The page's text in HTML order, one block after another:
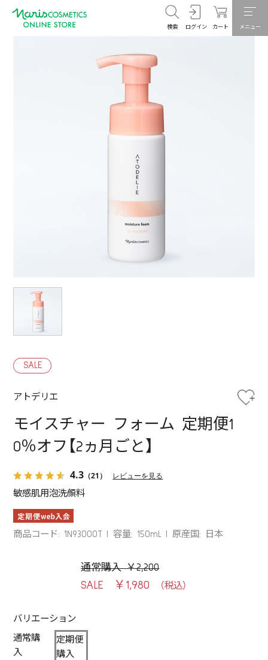
検索 ログイン カート メニュー
SALE
アトデリエ
モイスチャー フォーム 定期便1
0％オフ【2ヵ月ごと】
4.3 （21） レビューを見る
敏感肌用泡洗顔料
商品コード: 1N93000T 容量: 150mL 原産国: 日本
通常購入 ￥2,200
￥1,980
バリエーション
通常購
入
定期便
購入